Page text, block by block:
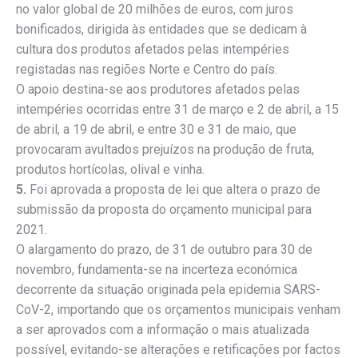
no valor global de 20 milhões de euros, com juros
bonificados, dirigida às entidades que se dedicam à
cultura dos produtos afetados pelas intempéries
registadas nas regiões Norte e Centro do país.
O apoio destina-se aos produtores afetados pelas
intempéries ocorridas entre 31 de março e 2 de abril, a 15
de abril, a 19 de abril, e entre 30 e 31 de maio, que
provocaram avultados prejuízos na produção de fruta,
produtos hortícolas, olival e vinha.
5. Foi aprovada a proposta de lei que altera o prazo de
submissão da proposta do orçamento municipal para
2021.
O alargamento do prazo, de 31 de outubro para 30 de
novembro, fundamenta-se na incerteza económica
decorrente da situação originada pela epidemia SARS-
CoV-2, importando que os orçamentos municipais venham
a ser aprovados com a informação o mais atualizada
possível, evitando-se alterações e retificações por factos